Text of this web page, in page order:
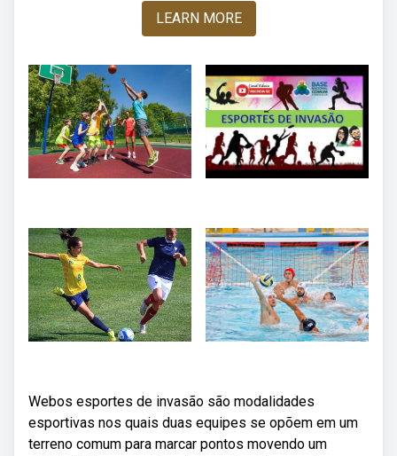
LEARN MORE
Webos esportes de invasão são modalidades
esportivas nos quais duas equipes se opõem em um
terreno comum para marcar pontos movendo um